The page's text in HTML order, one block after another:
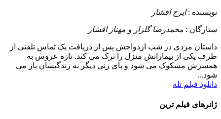
نویسنده :ایرج افشار
ستارگان : محمدرضا گلزار و مهناز افشار
داستان مردی در شب ازدواجش پس از دریافت یک تماس تلفنی از
طرف یکی از بیمارانش منزل را ترک می کند. تازه عروس به
همسرش مشکوک می شود و پای زنی دیگر به زندگیشان باز می
شود...
دانلود فیلم تله
ژانرهای فیلم ترین